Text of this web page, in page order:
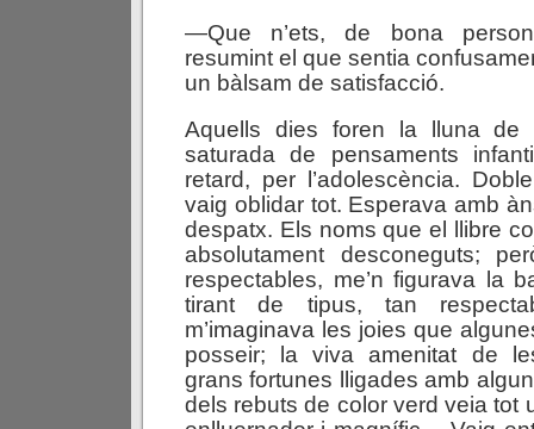
—Que n’ets, de bona
resumint el que sentia
un bàlsam de satisfacció.
Aquells dies foren la lluna de
saturada de pensaments
retard, per l’adolescència.
vaig oblidar tot. Esperava amb
despatx. Els noms que el llibre
absolutament desconeguts;
respectables, me’n figurava la
tirant de tipus, tan
m’imaginava les joies que
posseir; la viva amenitat de
grans fortunes lligades amb
dels rebuts de color verd veia tot